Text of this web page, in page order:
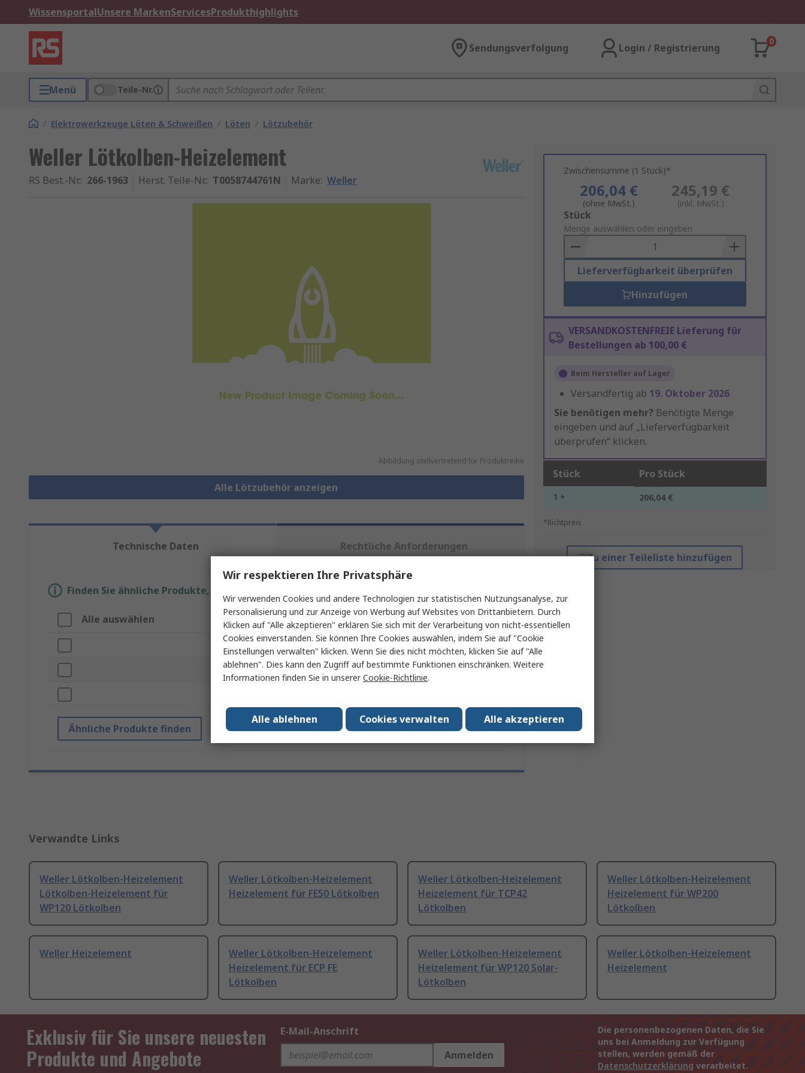
WissensportalUnsere MarkenServicesProdukthighlights
Sendungsverfolgung Login / Registrierung
0
Menü Teile-Nr.
/ Elektrowerkzeuge Löten & Schweißen / Löten / Lötzubehör
Weller Lötkolben-Heizelement
RS Best.-Nr.: 266-1963 Herst. Teile-Nr.: T0058744761N Marke: Weller
Abbildung stellvertretend für Produktreihe
Alle Lötzubehör anzeigen
Zwischensumme (1 Stück)*
206,04 €
(ohne MwSt.)
245,19 €
(inkl. MwSt.)
Add
to
Basket
Stück
Menge auswählen oder eingeben
Lieferverfügbarkeit überprüfen
Hinzufügen
VERSANDKOSTENFREIE Lieferung für
Bestellungen ab 100,00 €
Beim Hersteller auf Lager
Versandfertig ab 19. Oktober 2026
Sie benötigen mehr? Benötigte Menge
eingeben und auf „Lieferverfügbarkeit
überprüfen“ klicken.
Stück Pro Stück
1 + 206,04 €
*Richtpreis
Zu einer Teileliste hinzufügen
Technische Daten Rechtliche Anforderungen
Finden Sie ähnliche Produkte, indem Sie ein oder mehrere Eigenschaften auswählen.
Alle auswählen Eigenschaft Wert
Marke Weller
Produkt Typ Lötkolben-Heizelement
Ähnliche Produkte finden
Verwandte Links
Weller Lötkolben-Heizelement
Lötkolben-Heizelement für
WP120 Lötkolben
Weller Lötkolben-Heizelement
Heizelement für FE50 Lötkolben
Weller Lötkolben-Heizelement
Heizelement für TCP42
Lötkolben
Weller Lötkolben-Heizelement
Heizelement für WP200
Lötkolben
Weller Heizelement
Weller Lötkolben-Heizelement
Heizelement für ECP FE
Lötkolben
Weller Lötkolben-Heizelement
Heizelement für WP120 Solar-
Lötkolben
Weller Lötkolben-Heizelement
Heizelement
Exklusiv für Sie unsere neuesten
Produkte und Angebote
E-Mail-Anschrift
Anmelden
Die personenbezogenen Daten, die Sie
uns bei Anmeldung zur Verfügung
stellen, werden gemäß der
Datenschutzerklärung verarbeitet.
Wir respektieren Ihre Privatsphäre
Wir verwenden Cookies und andere Technologien zur statistischen Nutzungsanalyse, zur
Personalisierung und zur Anzeige von Werbung auf Websites von Drittanbietern. Durch
Klicken auf "Alle akzeptieren" erklären Sie sich mit der Verarbeitung von nicht-essentiellen
Cookies einverstanden. Sie können Ihre Cookies auswählen, indem Sie auf "Cookie
Einstellungen verwalten" klicken. Wenn Sie dies nicht möchten, klicken Sie auf "Alle
ablehnen". Dies kann den Zugriff auf bestimmte Funktionen einschränken. Weitere
Informationen finden Sie in unsererCookie-Richtlinie.
Alle akzeptieren
Cookies verwalten
Alle ablehnen